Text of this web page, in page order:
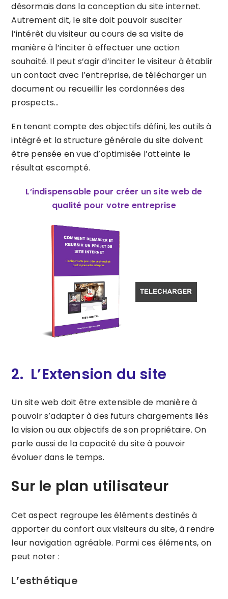
désormais dans la conception du site internet.
Autrement dit, le site doit pouvoir susciter
l’intérêt du visiteur au cours de sa visite de
manière à l’inciter à effectuer une action
souhaité. Il peut s’agir d’inciter le visiteur à établir
un contact avec l’entreprise, de télécharger un
document ou recueillir les cordonnées des
prospects…
En tenant compte des objectifs défini, les outils à
intégré et la structure générale du site doivent
être pensée en vue d’optimisée l’atteinte le
résultat escompté.
L’indispensable pour créer un site web de
qualité pour votre entreprise
2. L’Extension du site
Un site web doit être extensible de manière à
pouvoir s’adapter à des futurs chargements liés
la vision ou aux objectifs de son propriétaire. On
parle aussi de la capacité du site à pouvoir
évoluer dans le temps.
Sur le plan utilisateur
Cet aspect regroupe les éléments destinés à
apporter du confort aux visiteurs du site, à rendre
leur navigation agréable. Parmi ces éléments, on
peut noter :
L’esthétique